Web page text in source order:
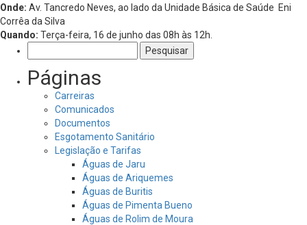
Onde: Av. Tancredo Neves, ao lado da Unidade Básica de Saúde Eni
Corrêa da Silva
Quando: Terça-feira, 16 de junho das 08h às 12h.
por:
Páginas
Carreiras
Comunicados
Documentos
Esgotamento Sanitário
Legislação e Tarifas
Águas de Jaru
Águas de Ariquemes
Águas de Buritis
Águas de Pimenta Bueno
Águas de Rolim de Moura